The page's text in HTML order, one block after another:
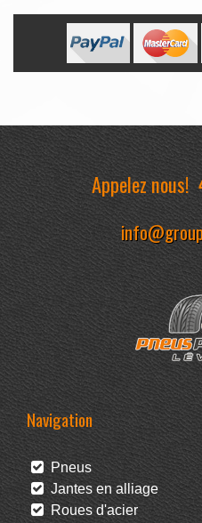
Appelez nous!
Navigation
Pneus
Jantes en alliage
Roues d'acier